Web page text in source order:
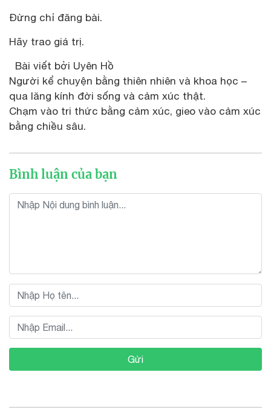
Đừng chỉ đăng bài.
Hãy trao giá trị.
Bài viết bởi Uyên Hồ
Người kể chuyện bằng thiên nhiên và khoa học –
qua lăng kính đời sống và cảm xúc thật.
Chạm vào tri thức bằng cảm xúc, gieo vào cảm xúc
bằng chiều sâu.
Bình luận của bạn
Gửi